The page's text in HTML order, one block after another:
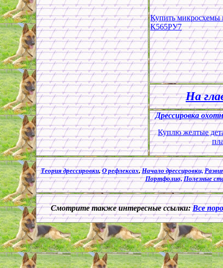
Купить микросхемы
К565РУ7
На
Дрессировка
Куплю желтые
Теория дрессировки,О рефлексах,Начало дрессировки,
Портфолио, Полезные
Смотрите также интересные ссылки: Все